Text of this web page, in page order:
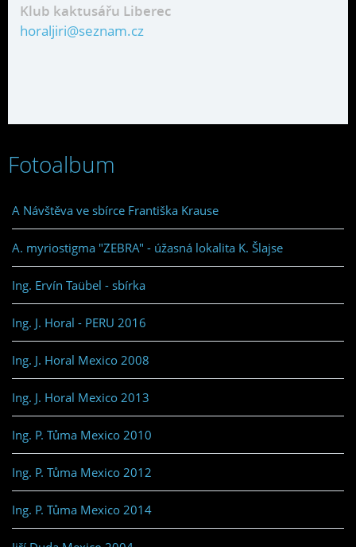
Klub kaktusářu Liberec
horaljiri@seznam.cz
Fotoalbum
A Návštěva ve sbírce Františka Krause
A. myriostigma "ZEBRA" - úžasná lokalita K. Šlajse
Ing. Ervín Taübel - sbírka
Ing. J. Horal - PERU 2016
Ing. J. Horal Mexico 2008
Ing. J. Horal Mexico 2013
Ing. P. Tůma Mexico 2010
Ing. P. Tůma Mexico 2012
Ing. P. Tůma Mexico 2014